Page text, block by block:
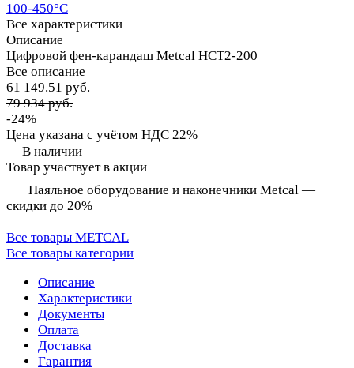
100-450°С
Все характеристики
Описание
Цифровой фен-карандаш Metcal HCT2-200
Все описание
61 149.51 руб.
79 934 руб.
-24%
Цена указана с учётом НДС 22%
В наличии
Товар участвует в акции
Паяльное оборудование и наконечники Metcal —
скидки до 20%
Все товары METCAL
Все товары категории
Описание
Характеристики
Документы
Оплата
Доставка
Гарантия